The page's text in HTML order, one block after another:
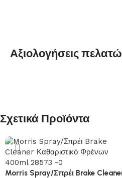
Αξιολογήσεις
Σχετικά Προϊόντα
Morris Spray/Σπρέι Brake